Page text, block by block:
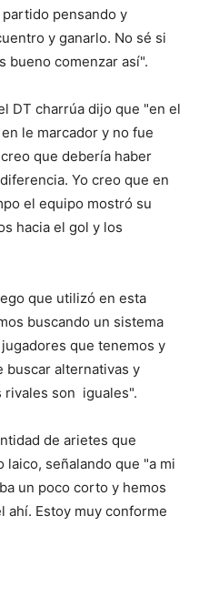
pensando y
y ganarlo. No sé si
bueno comenzar así".
DT charrúa dijo que "en el
le marcador y no fue
que debería haber
Yo creo que en
el equipo mostró su
hacia el gol y los
que utilizó en esta
buscando un sistema
que tenemos y
buscar alternativas y
rivales son iguales".
de arietes que
señalando que "a mi
un poco corto y hemos
Estoy muy conforme